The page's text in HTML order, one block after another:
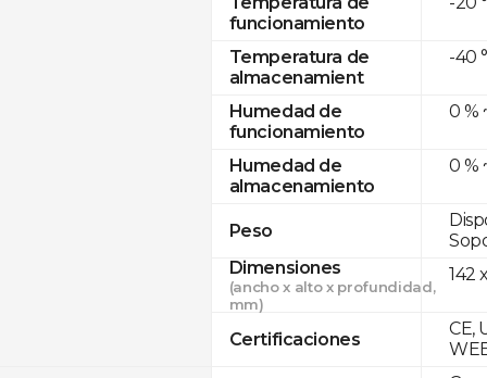
funcionamiento
Temperatura de
almacenamient
Humedad de
funcionamiento
Humedad de
almacenamiento
Peso
Dimensiones
(ancho x alto x profundidad,
mm)
Certificaciones
-40
0 %
0 %
142
CE,